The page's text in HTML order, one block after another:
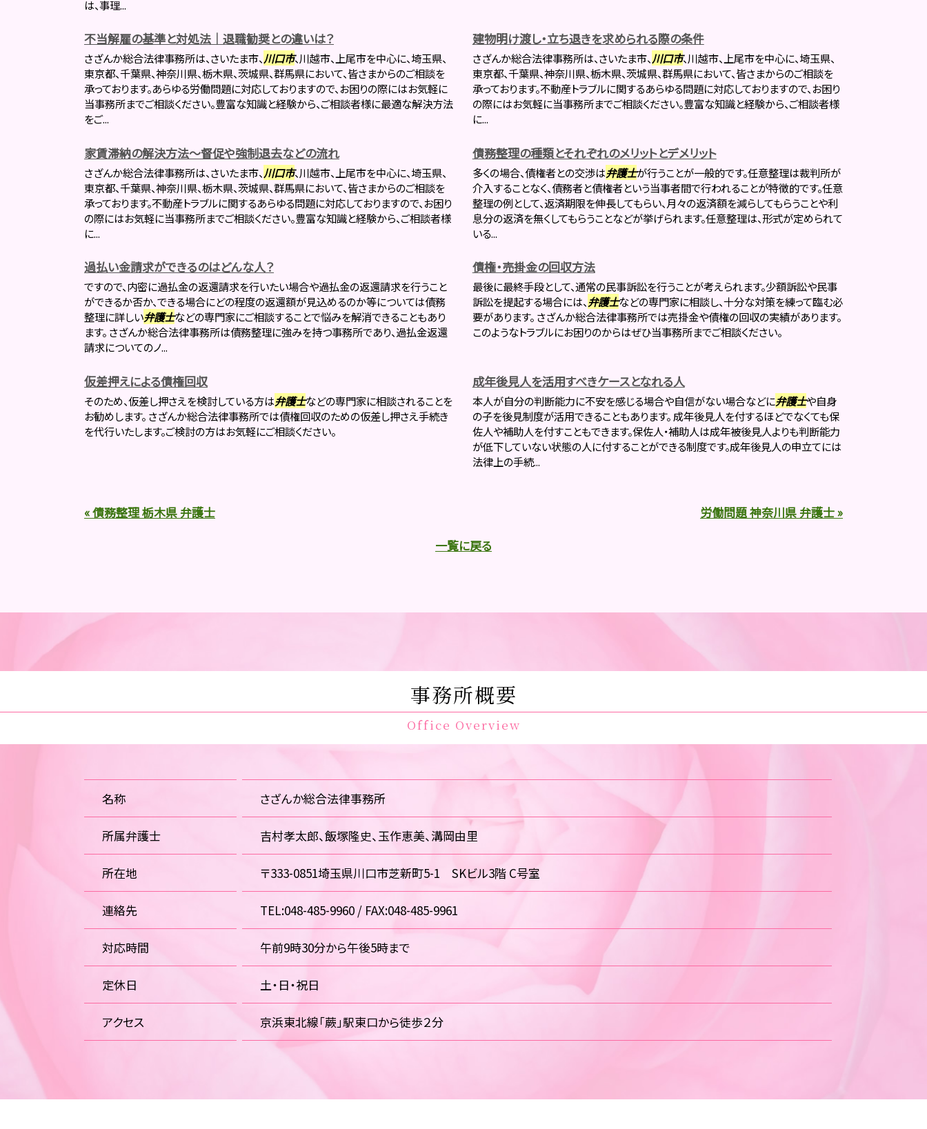
は、事理...
不当解雇の基準と対処法｜退職勧奨との違いは？
さざんか総合法律事務所は、さいたま市、川口市、川越市、上尾市を中心に、埼玉県、
東京都、千葉県、神奈川県、栃木県、茨城県、群馬県において、皆さまからのご相談を
承っております。あらゆる労働問題に対応しておりますので、お困りの際にはお気軽に
当事務所までご相談ください。豊富な知識と経験から、ご相談者様に最適な解決方法
をご...
建物明け渡し・立ち退きを求められる際の条件
さざんか総合法律事務所は、さいたま市、川口市、川越市、上尾市を中心に、埼玉県、
東京都、千葉県、神奈川県、栃木県、茨城県、群馬県において、皆さまからのご相談を
承っております。不動産トラブルに関するあらゆる問題に対応しておりますので、お困り
の際にはお気軽に当事務所までご相談ください。豊富な知識と経験から、ご相談者様
に...
家賃滞納の解決方法～督促や強制退去などの流れ
さざんか総合法律事務所は、さいたま市、川口市、川越市、上尾市を中心に、埼玉県、
東京都、千葉県、神奈川県、栃木県、茨城県、群馬県において、皆さまからのご相談を
承っております。不動産トラブルに関するあらゆる問題に対応しておりますので、お困り
の際にはお気軽に当事務所までご相談ください。豊富な知識と経験から、ご相談者様
に...
債務整理の種類とそれぞれのメリットとデメリット
多くの場合、債権者との交渉は弁護士が行うことが一般的です。任意整理は裁判所が
介入することなく、債務者と債権者という当事者間で行われることが特徴的です。任意
整理の例として、返済期限を伸長してもらい、月々の返済額を減らしてもらうことや利
息分の返済を無くしてもらうことなどが挙げられます。任意整理は、形式が定められて
いる...
過払い金請求ができるのはどんな人？
ですので、内密に過払金の返還請求を行いたい場合や過払金の返還請求を行うこと
ができるか否か、できる場合にどの程度の返還額が見込めるのか等については債務
整理に詳しい弁護士などの専門家にご相談することで悩みを解消できることもあり
ます。 さざんか総合法律事務所は債務整理に強みを持つ事務所であり、過払金返還
請求についてのノ...
債権・売掛金の回収方法
最後に最終手段として、通常の民事訴訟を行うことが考えられます。少額訴訟や民事
訴訟を提起する場合には、弁護士などの専門家に相談し、十分な対策を練って臨む必
要があります。 さざんか総合法律事務所では売掛金や債権の回収の実績があります。
このようなトラブルにお困りのからはぜひ当事務所までご相談ください。
仮差押えによる債権回収
そのため、仮差し押さえを検討している方は弁護士などの専門家に相談されることを
お勧めします。 さざんか総合法律事務所では債権回収のための仮差し押さえ手続き
を代行いたします。ご検討の方はお気軽にご相談ください。
成年後見人を活用すべきケースとなれる人
本人が自分の判断能力に不安を感じる場合や自信がない場合などに弁護士や自身
の子を後見制度が活用できることもあります。 成年後見人を付するほどでなくても保
佐人や補助人を付すこともできます。保佐人・補助人は成年被後見人よりも判断能力
が低下していない状態の人に付することができる制度です。成年後見人の申立てには
法律上の手続...
« 債務整理 栃木県 弁護士
労働問題 神奈川県 弁護士 »
一覧に戻る
事務所概要
Office Overview
名称 さざんか総合法律事務所
所属弁護士 吉村孝太郎、飯塚隆史、玉作恵美、溝岡由里
所在地 〒333-0851埼玉県川口市芝新町5-1 SKビル3階 C号室
連絡先 TEL:048-485-9960 / FAX:048-485-9961
対応時間 午前9時30分から午後5時まで
定休日 土・日・祝日
アクセス 京浜東北線「蕨」駅東口から徒歩２分